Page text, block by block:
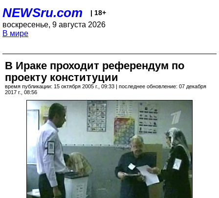
NEWSru.com | 18+
воскресенье, 9 августа 2026
В мире
В Ираке проходит референдум по
проекту конституции
время публикации: 15 октября 2005 г., 09:33 | последнее обновление: 07 декабря
2017 г., 08:56